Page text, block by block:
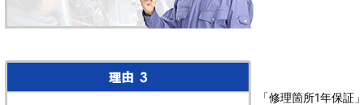
「修理箇所1年保証